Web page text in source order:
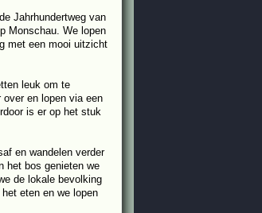
Jahrhundertweg van
Monschau. We lopen
met een mooi uitzicht
leuk om te
en lopen via een
is er op het stuk
en wandelen verder
het bos genieten we
de lokale bevolking
eten en we lopen